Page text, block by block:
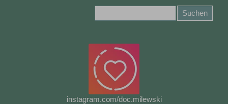
instagram.com/doc.milewski